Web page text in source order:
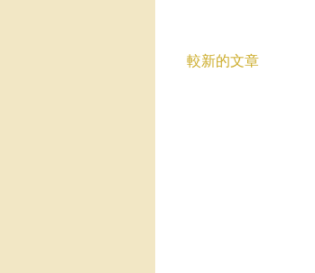
較新的文章